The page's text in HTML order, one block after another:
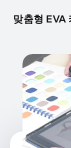
맞춤형 EVA